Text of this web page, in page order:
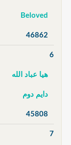
Beloved
46862
6
هيا عباد الله
دايم دوم
45808
7